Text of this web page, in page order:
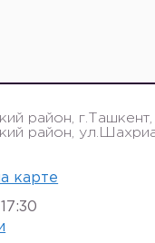
район, г.Ташкент,
район,
карте